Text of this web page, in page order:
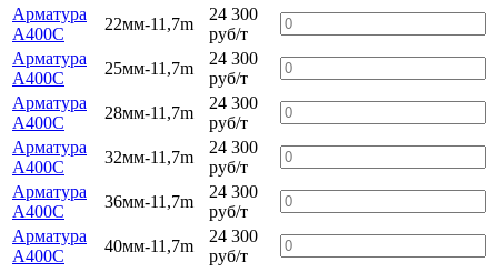
Арматура
А400С
22мм-11,7m
24 300
руб/т
Арматура
А400С
25мм-11,7m
24 300
руб/т
Арматура
А400С
28мм-11,7m
24 300
руб/т
Арматура
А400С
32мм-11,7m
24 300
руб/т
Арматура
А400С
36мм-11,7m
24 300
руб/т
Арматура
А400С
40мм-11,7m
24 300
руб/т